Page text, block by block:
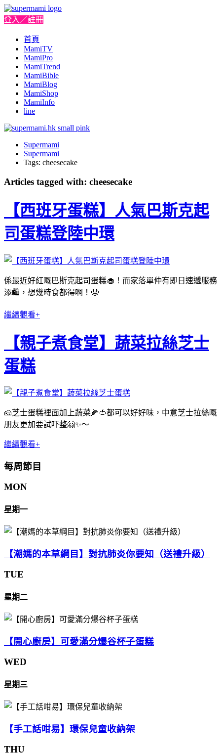
登入／註冊
首頁
MamiTV
MamiPro
MamiTrend
MamiBible
MamiBlog
MamiShop
MamiInfo
line
Supermami
Supermami
Tags: cheesecake
Articles tagged with: cheesecake
【⻄班牙蛋糕】人氣巴斯克起
司蛋糕登陸中環
係最近好紅嘅巴斯克起司蛋糕🧁！而家落單仲有即日速遞服務
添🛍，想幾時食都得啊！🤤
繼續觀看+
【親子煮食堂】蔬菜拉絲芝士
蛋糕
🧀芝士蛋糕裡面加上蔬菜🌽🍅都可以好好味，中意芝士拉絲嘅
朋友更加要試吓整🤗✨〜
繼續觀看+
每周節目
MON
星期一
【潮媽的本草綱目】對抗肺炎你要知（送禮升級）
TUE
星期二
【開心廚房】可愛滿分爆谷杯子蛋糕
WED
星期三
【手工話咁易】環保兒童收納架
THU